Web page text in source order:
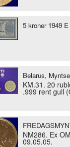
5 kroner 1949
Belarus,
KM.31. 20
.999 rent gull
NM286. Ex
09.05.05.